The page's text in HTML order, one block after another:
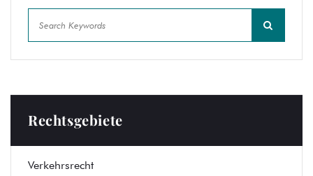
Rechtsgebiete
Verkehrsrecht